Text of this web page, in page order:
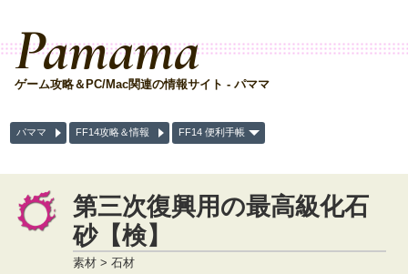
Pamama
ゲーム攻略＆PC/Mac関連の情報サイト - パママ
パママ FF14攻略＆情報 FF14 便利手帳
第三次復興用の最高級化石
砂【検】
素材 > 石材